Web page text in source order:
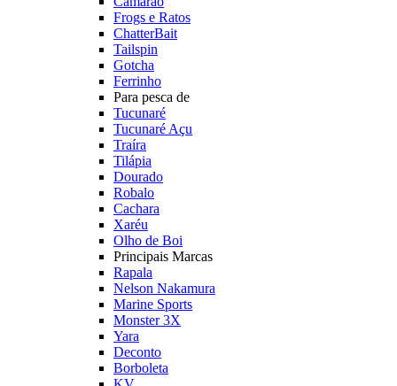
Frogs e Ratos
ChatterBait
Tailspin
Gotcha
Ferrinho
Para pesca de
Tucunaré
Tucunaré Açu
Traíra
Tilápia
Dourado
Robalo
Cachara
Xaréu
Olho de Boi
Principais Marcas
Rapala
Nelson Nakamura
Marine Sports
Monster 3X
Yara
Deconto
Borboleta